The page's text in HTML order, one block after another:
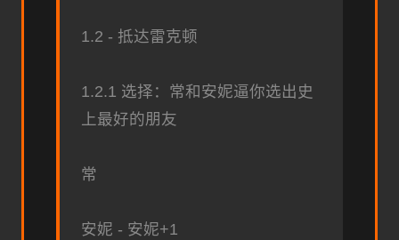
1.2 - 抵达雷克顿
1.2.1 选择：常和安妮逼你选出史
上最好的朋友
常
安妮 - 安妮+1